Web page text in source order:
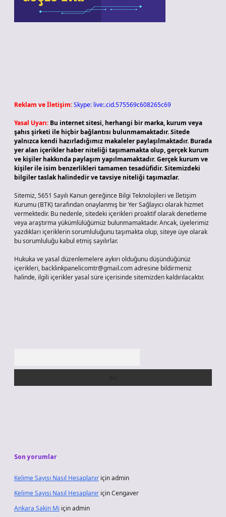
Reklam ve İletişim:Skype: live:.cid.575569c608265c69
Yasal Uyarı: Bu internet sitesi, herhangi bir marka, kurum veya
şahıs şirketi ile hiçbir bağlantısı bulunmamaktadır. Sitede
yalnızca kendi hazırladığımız makaleler paylaşılmaktadır. Burada
yer alan içerikler haber niteliği taşımamakta olup, gerçek kurum
ve kişiler hakkında paylaşım yapılmamaktadır. Gerçek kurum ve
kişiler ile isim benzerlikleri tamamen tesadüfidir. Sitemizdeki
bilgiler taslak halindedir ve tavsiye niteliği taşımazlar.
Sitemiz, 5651 Sayılı Kanun gereğince Bilgi Teknolojileri ve İletişim
Kurumu (BTK) tarafından onaylanmış bir Yer Sağlayıcı olarak hizmet
vermektedir. Bu nedenle, sitedeki içerikleri proaktif olarak denetleme
veya araştırma yükümlülüğümüz bulunmamaktadır. Ancak, üyelerimiz
yazdıkları içeriklerin sorumluluğunu taşımakta olup, siteye üye olarak
bu sorumluluğu kabul etmiş sayılırlar.
Hukuka ve yasal düzenlemelere aykırı olduğunu düşündüğünüz
içerikleri, backlinkpanelicomtr@gmail.comadresine bildirmeniz
halinde, ilgili içerikler yasal süre içerisinde sitemizden kaldırılacaktır.
Son yorumlar
Kelime Sayısı Nasıl Hesaplanır içinadmin
Kelime Sayısı Nasıl Hesaplanır içinCengaver
Ankara Sakin Mi içinadmin